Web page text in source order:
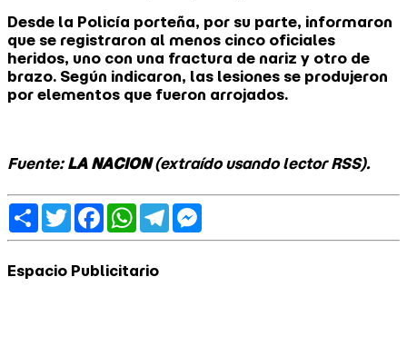
Desde la Policía porteña, por su parte, informaron
que se registraron al menos cinco oficiales
heridos, uno con una fractura de nariz y otro de
brazo. Según indicaron, las lesiones se produjeron
por elementos que fueron arrojados.
Fuente: LA NACION(extraído usando lector RSS).
ShareTwitterFacebook
WhatsApp
Telegram
Espacio Publicitario